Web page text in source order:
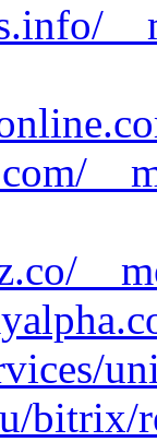
bitrix/